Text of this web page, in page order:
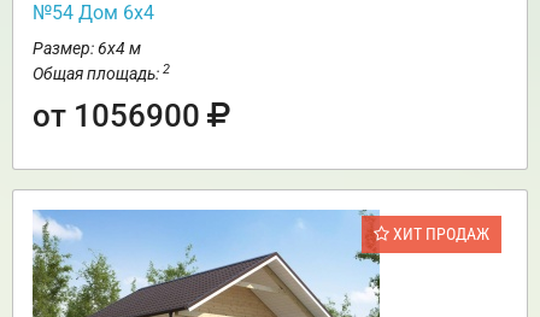
№54 Дом 6х4
Размер: 6х4 м
Общая площадь: 2
от 1056900
ХИТ ПРОДАЖ